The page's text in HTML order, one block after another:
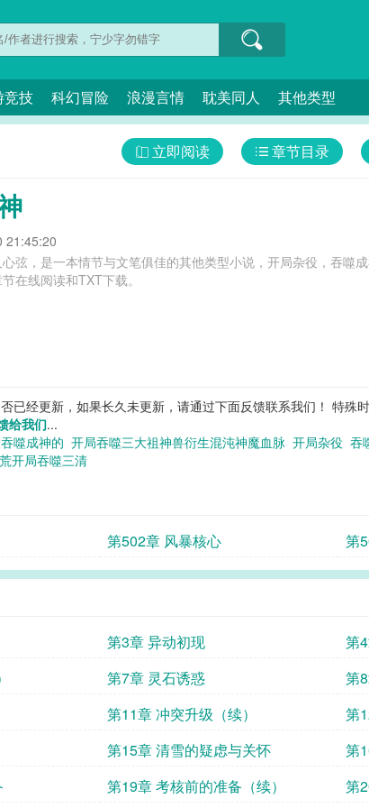
竞技 科幻冒险 浪漫言情 耽美同人 其他类型
章节目录
立即阅读
21:45:20
弦，是一本情节与文笔俱佳的其他类型小说，开局杂役，吞噬
在线阅读和TXT下载。
已经更新，如果长久未更新，请通过下面反馈联系我们！ 特殊
给我们...
噬成神的 开局吞噬三大祖神兽衍生混沌神魔血脉 开局杂役 吞
开局吞噬三清
第502章 风暴核心 第
第3章 异动初现
第
第7章 灵石诱惑
第
第11章 冲突升级（续）
第
第15章 清雪的疑虑与关怀
第
第19章 考核前的准备（续）
第